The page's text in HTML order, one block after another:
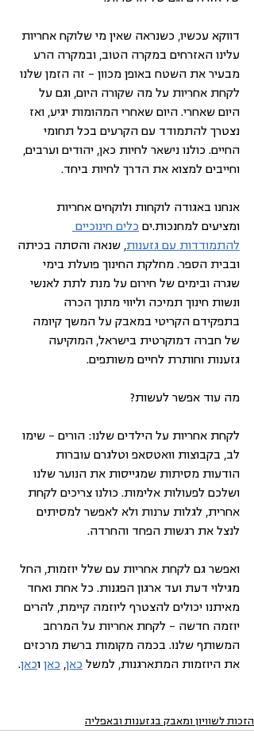
דווקא עכשיו, כשנראה שאין מי שלוקח אחריות
עלינו האזרחים במקרה הטוב, ובמקרה הרע
מבעיר את השטח באופן מכוון – זה הזמן שלנו
לקחת אחריות על מה שקורה היום, וגם על
היום שאחרי. היום שאחרי המהומות יגיע, ואז
נצטרך להתמודד עם הקרעים בכל תחומי
החיים. כולנו נישאר לחיות כאן, יהודים וערבים,
וחייבים למצוא את הדרך לחיות ביחד.
אנחנו באגודה לוקחות ולוקחים אחריות
ומציעים למחנכות.ים כלים חינוכיים
להתמודדות עם גזענות, שנאה והסתה בכיתה
ובבית הספר. מחלקת החינוך פועלת בימי
שגרה ובימים של חירום על מנת לתת לאנשי
ונשות חינוך תמיכה וליווי מתוך הכרה
בתפקידם הקריטי במאבק על המשך קיומה
של חברה דמוקרטית בישראל, המוקיעה
גזענות וחותרת לחיים משותפים.
מה עוד אפשר לעשות?
לקחת אחריות על הילדים שלנו: הורים – שימו
לב, בקבוצות וואטסאפ וטלגרם עוברות
הודעות מסיתות שמגייסות את הנוער שלנו
ושלכם לפעולות אלימות. כולנו צריכים לקחת
אחרית, לגלות ערנות ולא לאפשר למסיתים
לנצל את רגשות הפחד והחרדה.
ואפשר גם לקחת אחריות עם שלל יוזמות, החל
מגילוי דעת ועד ארגון הפגנות. כל אחת ואחד
מאיתנו יכולים להצטרף ליוזמה קיימת, להרים
יוזמה חדשה – לקחת אחריות על המרחב
המשותף שלנו. בכמה מקומות ברשת מרכזים
את היוזמות המתארגנות, למשל כאן, כאן וכאן.
הזכות לשוויון ומאבק בגזענות ובאפליה